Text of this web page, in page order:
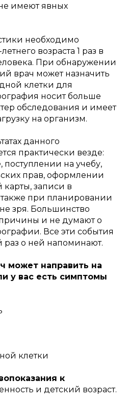
имеют явных
необходимо
возраста 1 раз в
При обнаружении
врач может назначить
клетки для
носит больше
обследования и имеет
на организм.
данного
практически везде:
поступлении на учебу,
прав, оформлении
карты, записи в
при планировании
зря. Большинство
и не думают о
Все эти события
о ней напоминают.
может направить на
у вас есть симптомы
клетки
к
и детский возраст.